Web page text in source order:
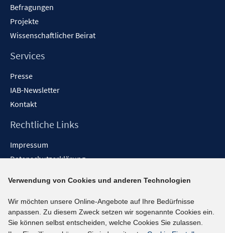
Befragungen
Projekte
Wissenschaftlicher Beirat
Services
Presse
IAB-Newsletter
Kontakt
Rechtliche Links
Impressum
Datenschutzerklärung
Barrieren melden
Social-Media-Kanäle
BlueSky
Verwendung von Cookies und anderen Technologien
Wir möchten unsere Online-Angebote auf Ihre Bedürfnisse
anpassen. Zu diesem Zweck setzen wir sogenannte Cookies ein.
Sie können selbst entscheiden, welche Cookies Sie zulassen.